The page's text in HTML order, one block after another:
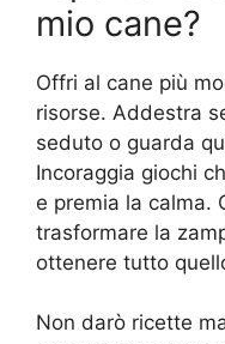
mio cane?
Offri al cane più
risorse. Addestra
seduto o guarda
Incoraggia giochi
e premia la calma.
trasformare la
ottenere tutto
Non darò ricette